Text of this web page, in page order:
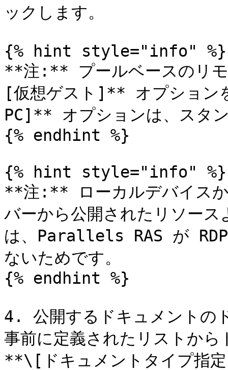
ックします。
{% hint style="info" %}
**注:** プールベースのリ
[仮想ゲスト]** オプション
PC]** オプションは、スタ
{% endhint %}
{% hint style="info" %}
**注:** ローカルデバイスか
バーから公開されたリソー
は、Parallels RAS が RDP
ないためです。
{% endhint %}
4. 公開するドキュメントの
事前に定義されたリストか
**\[ドキュメントタイプ指